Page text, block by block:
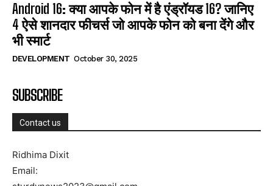
Android 16: क्या आपके फोन में है एंड्रॉयड 16? जानिए
4 ऐसे शानदार फीचर्स जो आपके फोन को बना देंगे और
भी स्मार्ट
DEVELOPMENT October 30, 2025
SUBSCRIBE
Contact us
Ridhima Dixit
Email: